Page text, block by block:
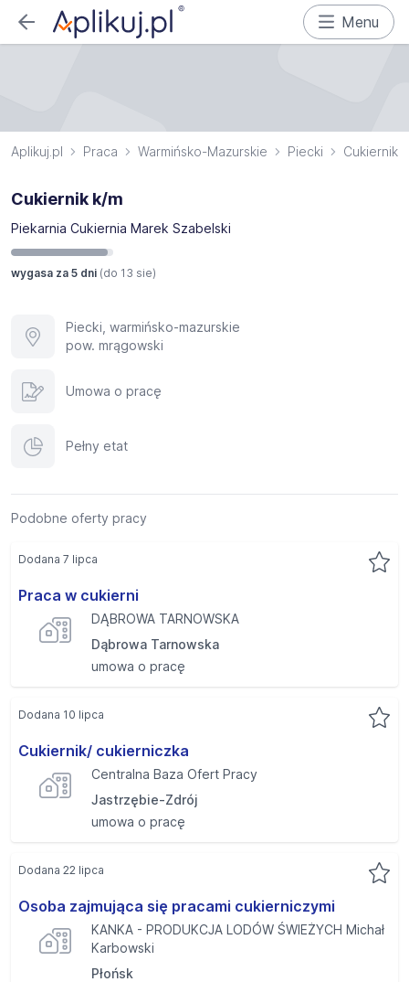
Menu
Aplikuj.pl Praca Warmińsko-Mazurskie Piecki Cukiernik
Cukiernik k/m
Piekarnia Cukiernia Marek Szabelski
wygasa za 5 dni (do 13 sie)
Piecki, warmińsko-mazurskie
pow. mrągowski
Umowa o pracę
Pełny etat
Podobne oferty pracy
Praca w cukierni
DĄBROWA TARNOWSKA
Dąbrowa Tarnowska
umowa o pracę
Dodana 7 lipca
Cukiernik/ cukierniczka
Centralna Baza Ofert Pracy
Jastrzębie-Zdrój
umowa o pracę
Dodana 10 lipca
Osoba zajmująca się pracami cukierniczymi
KANKA - PRODUKCJA LODÓW ŚWIEŻYCH Michał
Karbowski
Płońsk
Dodana 22 lipca